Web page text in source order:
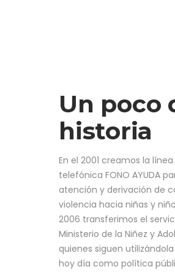
Un poco
historia
En el 2001 creamos la línea
telefónica FONO AYUDA
atención y derivación de
violencia hacia niñas y
2006 transferimos el
Ministerio de la Niñez y
quienes siguen
hoy día como política